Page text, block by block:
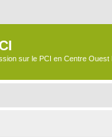
sur le PCI en Centre Ouest